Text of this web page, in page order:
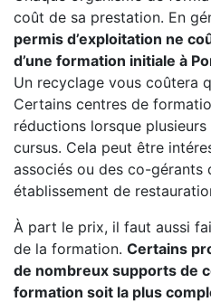
coût de sa prestation. En
permis d’exploitation ne
d’une formation initiale à
Un recyclage vous coûtera
Certains centres de
réductions lorsque
cursus. Cela peut être
associés ou des co-gérants
établissement de
À part le prix, il faut aussi
de la formation. Certains
de nombreux supports de
formation soit la plus